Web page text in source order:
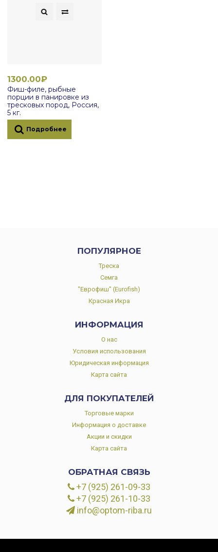
1300.00₽
Фиш-филе, рыбные
порции в панировке из
тресковых пород, Россия,
5 кг.
Подробнее
ПОПУЛЯРНОЕ
Треска
Семга
"Еврофиш" (Eurofish)
Красная Икра
ИНФОРМАЦИЯ
О нас
Условия использования
Юридическая информация
Карта сайта
ДЛЯ ПОКУПАТЕЛЕЙ
Торговые марки
Информация о доставке
Акции и скидки
Карта сайта
ОБРАТНАЯ СВЯЗЬ
+7 (925) 261-09-33
+7 (925) 261-10-33
info@optom-riba.ru